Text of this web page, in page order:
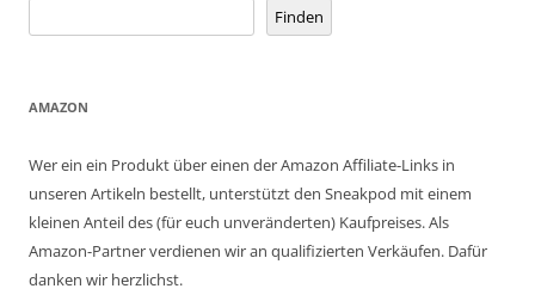
Finden
AMAZON
Wer ein ein Produkt über einen der Amazon Affiliate-Links in
unseren Artikeln bestellt, unterstützt den Sneakpod mit einem
kleinen Anteil des (für euch unveränderten) Kaufpreises. Als
Amazon-Partner verdienen wir an qualifizierten Verkäufen. Dafür
danken wir herzlichst.